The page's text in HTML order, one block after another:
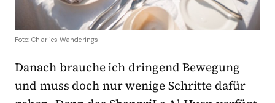
Foto: Charlies Wanderings
Danach brauche ich dringend Bewegung
und muss doch nur wenige Schritte dafür